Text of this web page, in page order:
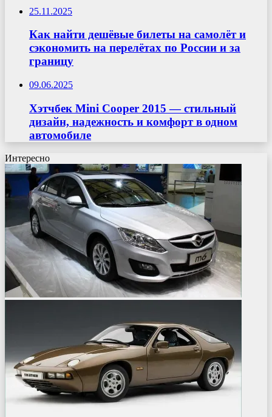
25.11.2025
Как найти дешёвые билеты на самолёт и
сэкономить на перелётах по России и за
границу
09.06.2025
Хэтчбек Mini Cooper 2015 — стильный
дизайн, надежность и комфорт в одном
автомобиле
Интересно